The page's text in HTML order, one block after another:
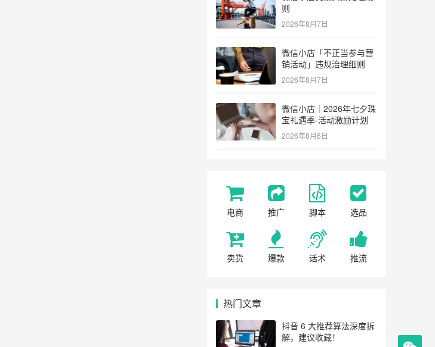
则
2026年8月7日
微信小店「不正当参与营
销活动」违规治理细则
2026年8月7日
微信小店｜2026年七夕珠
宝礼遇季-活动激励计划
2026年8月6日
电商 推广 脚本 选品
卖货 爆款 话术 推流
热门文章
抖音 6 大推荐算法深度拆
解，建议收藏！